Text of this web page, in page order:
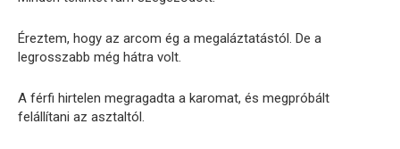
Éreztem, hogy az arcom ég a megaláztatástól. De a
legrosszabb még hátra volt.
A férfi hirtelen megragadta a karomat, és megpróbált
felállítani az asztaltól.